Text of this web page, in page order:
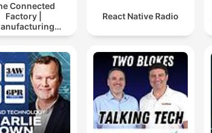
Connected
Factory |
Podcast
React Native Radio